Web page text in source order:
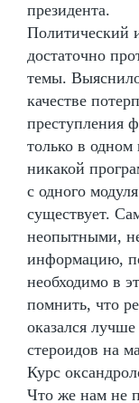
президента.
Политический
достаточно
темы.
качестве
преступления
только в
никакой
с одного
существует.
неопытными,
информацию,
необходимо в
помнить, что
оказался
стероидов на
Курс
Что же нам не